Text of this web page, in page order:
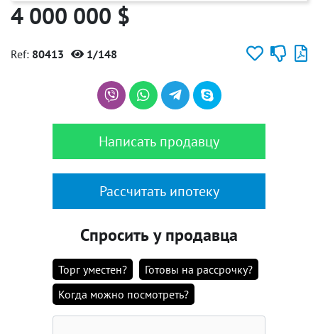
4 000 000 $
Ref: 80413 1/148
Написать продавцу
Рассчитать ипотеку
Спросить у продавца
Торг уместен?
Готовы на рассрочку?
Когда можно посмотреть?